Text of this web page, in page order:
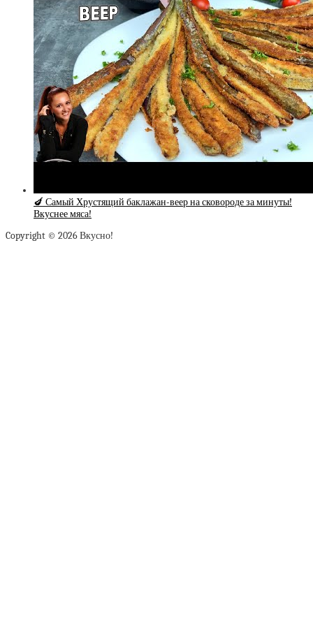
🍆 Самый Хрустящий баклажан-веер на сковороде за минуты!
Вкуснее мяса!
Copyright © 2026 Вкусно!